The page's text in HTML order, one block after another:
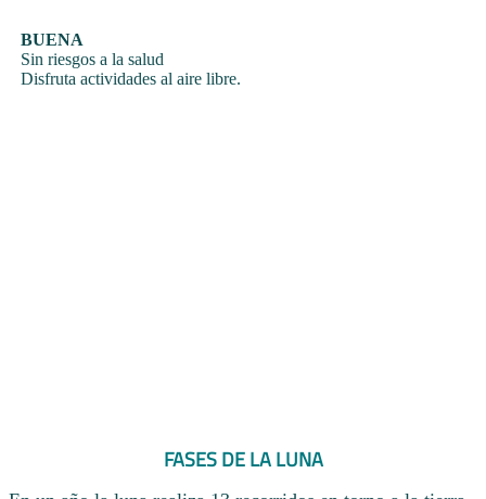
BUENA
Sin riesgos a la salud
Disfruta actividades al aire libre.
FASES DE LA LUNA